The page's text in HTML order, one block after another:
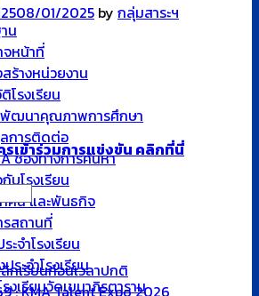
น
จหน้าที่
สร้างหน่วยงาน
โรงเรียน
ฒนาคุณภาพการศึกษา
การติดต่อ
ช่องทางการค้นหา
บโรงเรียน
ศน์ และพันธกิจ
รสถานที่
ะจำโรงเรียน
ระจำโรงเรียน
งเรียนวัดเขมาภิรตาราม
08/01/2025 by กลุ่มสาระฯ
เข้าร่วมการแข่งขัน คลิกที่นี่
ลิกเรียนก่อนเวลาปกติ
: KMA Talent Expo 2026